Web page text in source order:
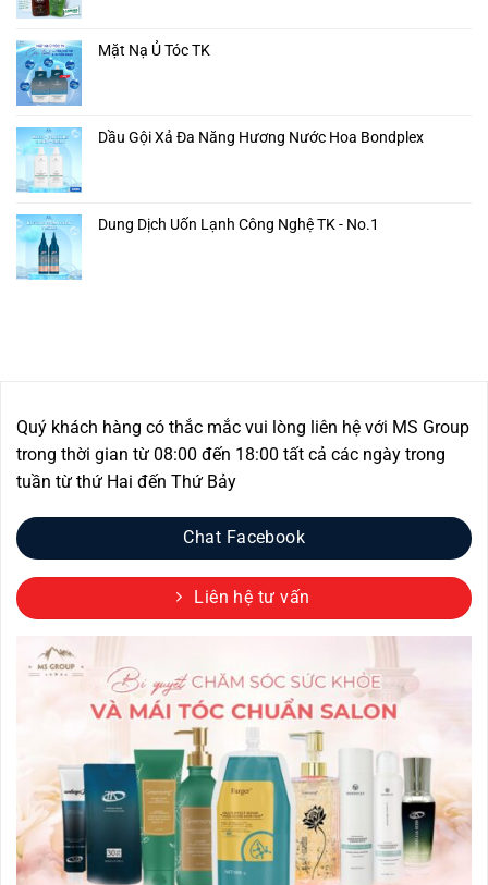
Mặt Nạ Ủ Tóc TK
Dầu Gội Xả Đa Năng Hương Nước Hoa Bondplex
Dung Dịch Uốn Lạnh Công Nghệ TK - No.1
Quý khách hàng có thắc mắc vui lòng liên hệ với MS Group
trong thời gian từ 08:00 đến 18:00 tất cả các ngày trong
tuần từ thứ Hai đến Thứ Bảy
Chat Facebook
Liên hệ tư vấn